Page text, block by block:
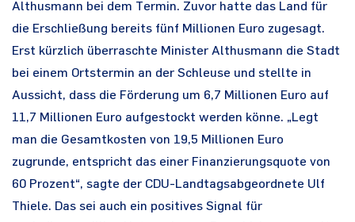
Althusmann bei dem Termin. Zuvor hatte das Land für
die Erschließung bereits fünf Millionen Euro zugesagt.
Erst kürzlich überraschte Minister Althusmann die Stadt
bei einem Ortstermin an der Schleuse und stellte in
Aussicht, dass die Förderung um 6,7 Millionen Euro auf
11,7 Millionen Euro aufgestockt werden könne. „Legt
man die Gesamtkosten von 19,5 Millionen Euro
zugrunde, entspricht das einer Finanzierungsquote von
60 Prozent“, sagte der CDU-Landtagsabgeordnete Ulf
Thiele. Das sei auch ein positives Signal für